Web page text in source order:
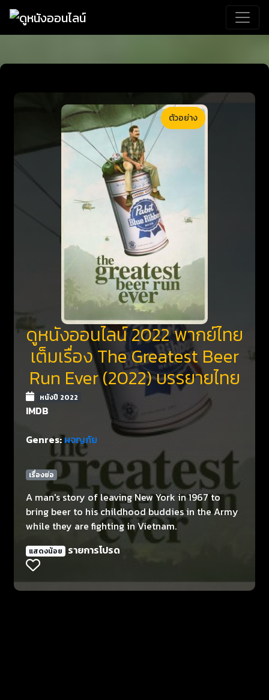
ตัวอย่าง
ดูหนังออนไลน์ 2022 พากย์ไทย
เต็มเรื่อง The Greatest Beer
Run Ever (2022) บรรยายไทย
หนังปี 2022
IMDB
Genres:ผจญภัย
เรื่องย่อ
A man's story of leaving New York in 1967 to
bring beer to his childhood buddies in the Army
while they are fighting in Vietnam.
แสดงน้อย รายการโปรด